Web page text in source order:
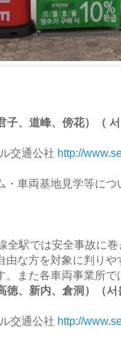
子、道峰、傍花）（
交通公社 http://
車両基地見学等につ
全駅では安全事故に
由な方を対象に判り
。また各車両事業所
徳、新内、倉洞）（
交通公社 http://